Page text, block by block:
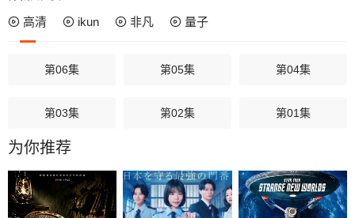
高清 ikun 非凡 量子
第06集 第05集 第04集
第03集 第02集 第01集
为你推荐